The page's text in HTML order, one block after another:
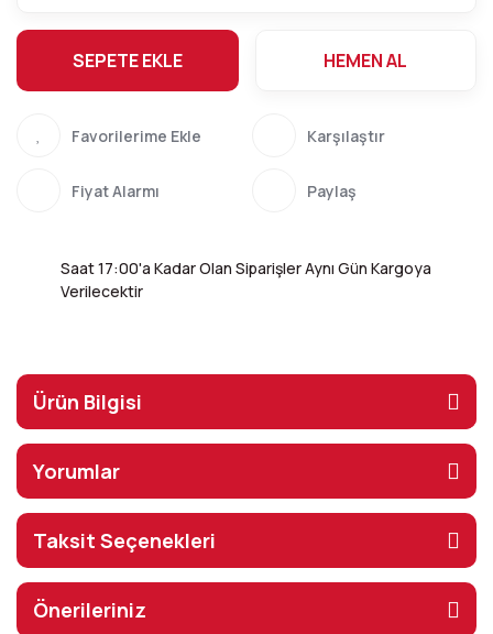
SEPETE EKLE HEMEN AL
Karşılaştır
Fiyat Alarmı Paylaş
Saat 17:00'a Kadar Olan Siparişler Aynı Gün Kargoya
Verilecektir
Ürün Bilgisi
Yorumlar
Taksit Seçenekleri
Önerileriniz